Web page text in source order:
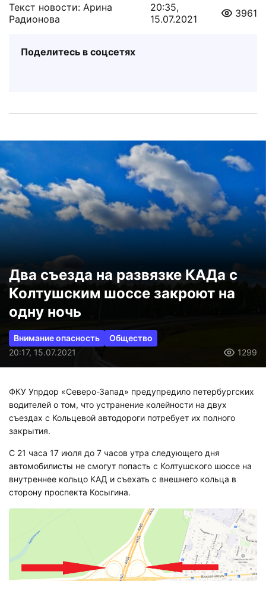
Текст новости: Арина
Радионова
20:35,
15.07.2021
3961
Поделитесь в соцсетях
Два съезда на развязке КАДа с
Колтушским шоссе закроют на
одну ночь
Внимание опасность
Общество
20:17, 15.07.2021
1299
ФКУ Упрдор «Северо-Запад» предупредило петербургских
водителей о том, что устранение колейности на двух
съездах с Кольцевой автодороги потребует их полного
закрытия.
С 21 часа 17 июля до 7 часов утра следующего дня
автомобилисты не смогут попасть с Колтушского шоссе на
внутреннее кольцо КАД и съехать с внешнего кольца в
сторону проспекта Косыгина.